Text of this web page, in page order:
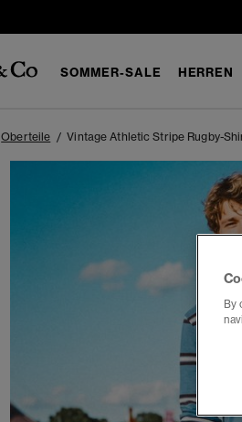
SOMMER-SALE HERREN
Oberteile Vintage Athletic Stripe Rugby-
By